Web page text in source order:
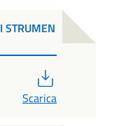
STRUMEN
Scarica